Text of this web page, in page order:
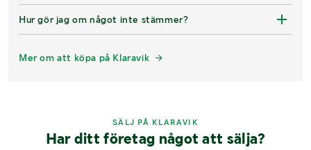
Hur gör jag om något inte stämmer?
Mer om att köpa på Klaravik
SÄLJ PÅ KLARAVIK
Har ditt företag något att sälja?